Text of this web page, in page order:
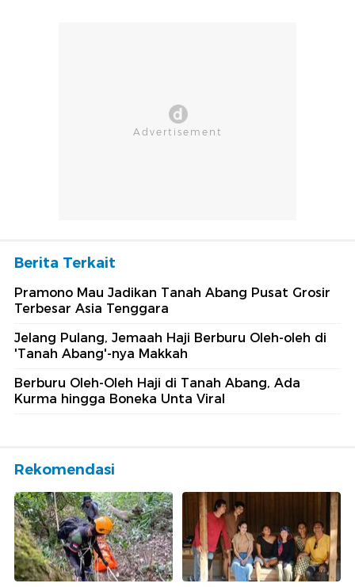
Berita Terkait
Pramono Mau Jadikan Tanah Abang Pusat Grosir
Terbesar Asia Tenggara
Jelang Pulang, Jemaah Haji Berburu Oleh-oleh di
'Tanah Abang'-nya Makkah
Berburu Oleh-Oleh Haji di Tanah Abang, Ada
Kurma hingga Boneka Unta Viral
Rekomendasi